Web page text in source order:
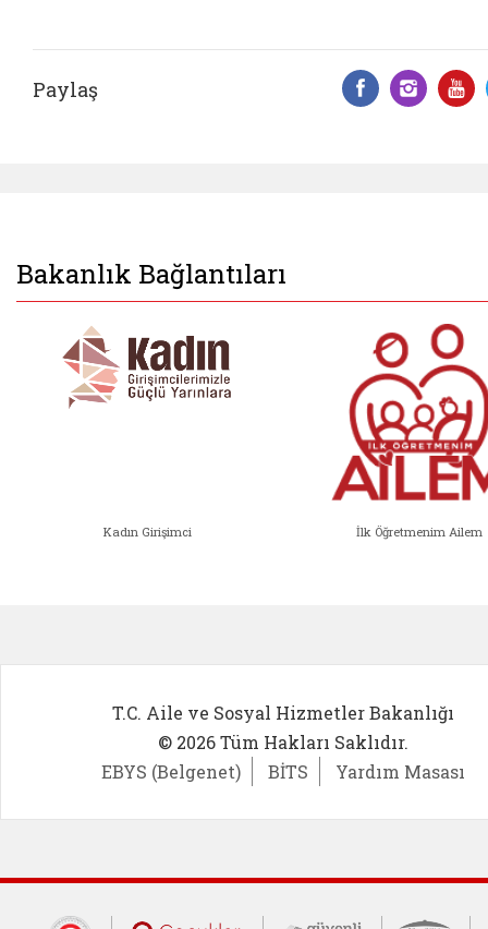
Paylaş
Bakanlık Bağlantıları
Kadın Girişimci İlk Öğretmenim Ailem
T.C. Aile ve Sosyal Hizmetler Bakanlığı
© 2026 Tüm Hakları Saklıdır.
EBYS (Belgenet)
BİTS Yardım Masası